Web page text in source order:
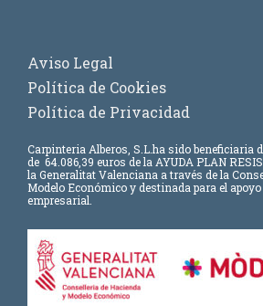
Aviso Legal
Política de Cookies
Política de Privacidad
Carpinteria Alberos, S.L.ha sido beneficiaria
de 64.086,39 euros de la AYUDA PLAN
la Generalitat Valenciana a través de la
Modelo Económico y destinada para el
empresarial.